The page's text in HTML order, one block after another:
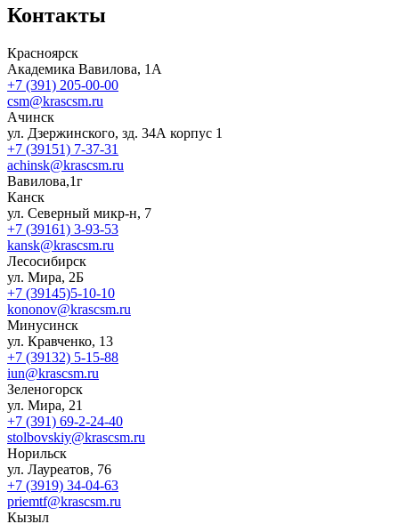
Контакты
Красноярск
Академика Вавилова, 1А
+7 (391) 205-00-00
csm@krascsm.ru
Ачинск
ул. Дзержинского, зд. 34А корпус 1
+7 (39151) 7-37-31
achinsk@krascsm.ru
Вавилова,1г
Канск
ул. Северный микр-н, 7
+7 (39161) 3-93-53
kansk@krascsm.ru
Лесосибирск
ул. Мира, 2Б
+7 (39145)5-10-10
kononov@krascsm.ru
Минусинск
ул. Кравченко, 13
+7 (39132) 5-15-88
iun@krascsm.ru
Зеленогорск
ул. Мира, 21
+7 (391) 69-2-24-40
stolbovskiy@krascsm.ru
Норильск
ул. Лауреатов, 76
+7 (3919) 34-04-63
priemtf@krascsm.ru
Кызыл